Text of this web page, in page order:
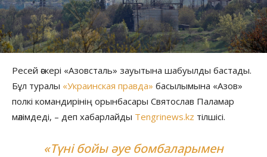
Ресей әскері «Азовсталь» зауытына шабуылды бастады.
Бұл туралы «Украинская правда» басылымына «Азов»
полкі командирінің орынбасары Святослав Паламар
мәлімдеді, – деп хабарлайды Tengrinews.kz тілшісі.
«Түні бойы әуе бомбаларымен